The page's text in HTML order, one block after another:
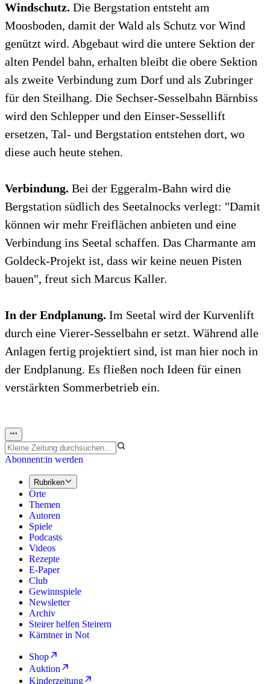
Windschutz. Die Bergstation entsteht am
Moosboden, damit der Wald als Schutz vor Wind
genützt wird. Abgebaut wird die untere Sektion der
alten Pendel bahn, erhalten bleibt die obere Sektion
als zweite Verbindung zum Dorf und als Zubringer
für den Steilhang. Die Sechser-Sesselbahn Bärnbiss
wird den Schlepper und den Einser-Sessellift
ersetzen, Tal- und Bergstation entstehen dort, wo
diese auch heute stehen.
Verbindung. Bei der Eggeralm-Bahn wird die
Bergstation südlich des Seetalnocks verlegt: "Damit
können wir mehr Freiflächen anbieten und eine
Verbindung ins Seetal schaffen. Das Charmante am
Goldeck-Projekt ist, dass wir keine neuen Pisten
bauen", freut sich Marcus Kaller.
In der Endplanung. Im Seetal wird der Kurvenlift
durch eine Vierer-Sesselbahn er setzt. Während alle
Anlagen fertig projektiert sind, ist man hier noch in
der Endplanung. Es fließen noch Ideen für einen
verstärkten Sommerbetrieb ein.
Abonnent:in werden
Rubriken
Orte
Themen
Autoren
Spiele
Podcasts
Videos
Rezepte
E-Paper
Club
Gewinnspiele
Newsletter
Archiv
Steirer helfen Steirern
Kärntner in Not
Shop
Auktion
Kinderzeitung